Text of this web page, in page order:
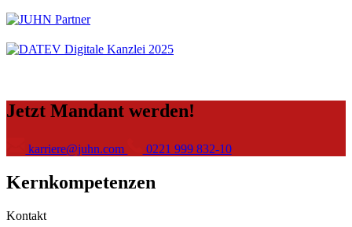
Jetzt Mandant werden!
karriere@juhn.com 0221 999 832-10
Kernkompetenzen
Kontakt